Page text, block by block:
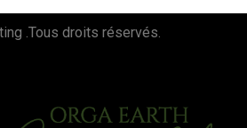
.Tous droits réservés.